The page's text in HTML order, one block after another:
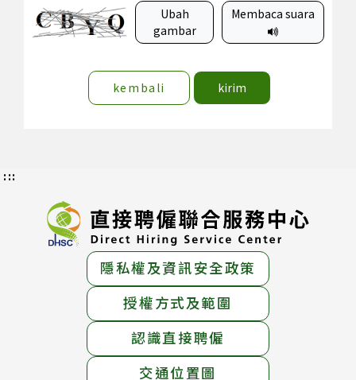
Ubah
gambar
Membaca suara
kembali kirim
:::
隱私權及資訊安全政策
授權方式及範圍
認識直接聘僱
交通位置圖